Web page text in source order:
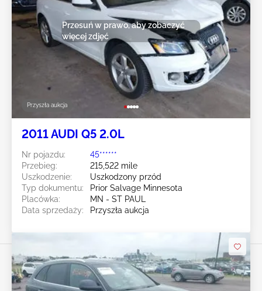
Przyszła aukcja
Przesuń w prawo, aby zobaczyć
więcej zdjęć
2011 AUDI Q5 2.0L
Nr pojazdu:
45******
Przebieg:
215,522 mile
Uszkodzenie:
Uszkodzony przód
Typ dokumentu:
Prior Salvage Minnesota
Placówka:
MN - ST PAUL
Data sprzedaży:
Przyszła aukcja